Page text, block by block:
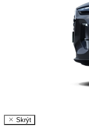
Skrýt